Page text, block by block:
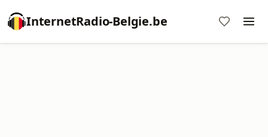
InternetRadio-Belgie.be